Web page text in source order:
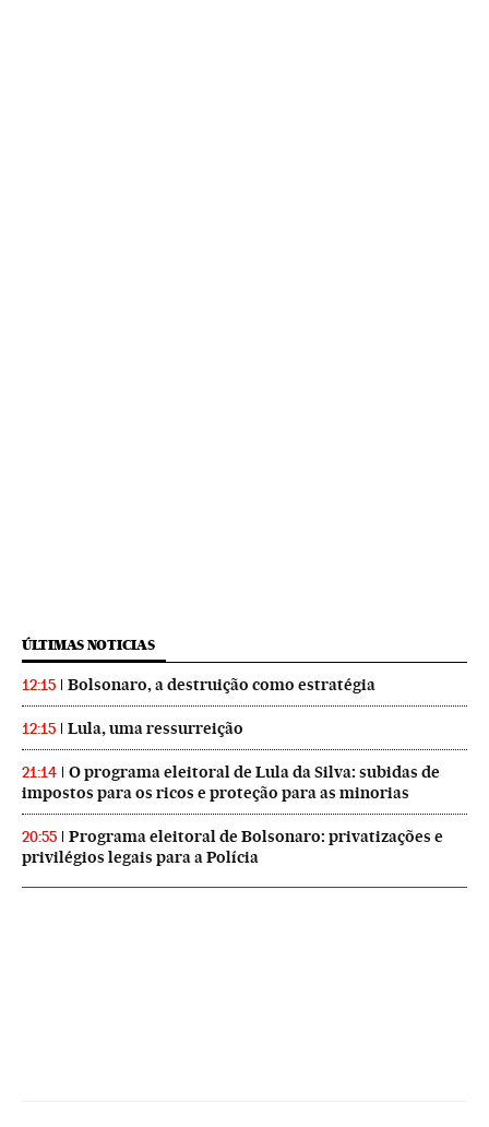
ÚLTIMAS NOTICIAS
12:15 Bolsonaro, a destruição como estratégia
12:15 Lula, uma ressurreição
21:14
O programa eleitoral de Lula da Silva: subidas de
impostos para os ricos e proteção para as minorias
20:55
Programa eleitoral de Bolsonaro: privatizações e
privilégios legais para a Polícia